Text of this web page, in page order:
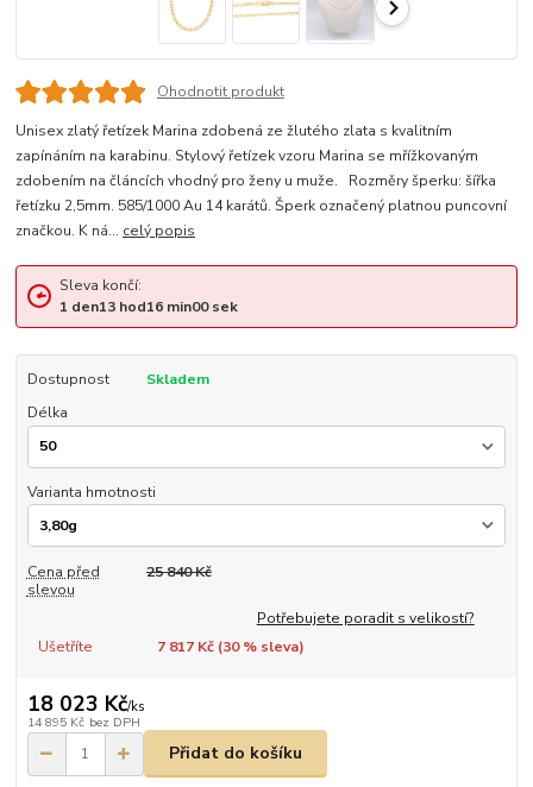
Ohodnotit produkt
Unisex zlatý řetízek Marina zdobená ze žlutého zlata s kvalitním
zapínáním na karabinu. Stylový řetízek vzoru Marina se mřížkovaným
zdobením na článcích vhodný pro ženy u muže. Rozměry šperku: šířka
řetízku 2,5mm. 585/1000 Au 14 karátů. Šperk označený platnou puncovní
značkou. K ná... celý popis
Sleva končí:
1 den13hod15min59sek
Dostupnost
Skladem
Délka
Varianta hmotnosti
Cena před
slevou
25 840 Kč
Potřebujete poradit s velikostí?
Ušetříte
7 817 Kč (30% sleva)
18 023 Kč/ks
14 895 Kč bez DPH
Přidat do košíku